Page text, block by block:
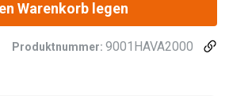
Warenkorb legen
Produktnummer: 9001HAVA2000